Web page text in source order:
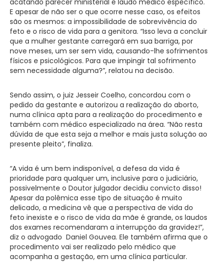
E apesar de não ser o que ocorre nesse caso, os efeitos
são os mesmos: a impossibilidade de sobrevivência do
feto e o risco de vida para a genitora. “Isso leva a concluir
que a mulher gestante carregará em sua barriga, por
nove meses, um ser sem vida, causando-lhe sofrimentos
físicos e psicológicos. Para que impingir tal sofrimento
sem necessidade alguma?”, relatou na decisão.
Sendo assim, o juiz Jesseir Coelho, concordou com o
pedido da gestante e autorizou a realização do aborto,
numa clínica apta para a realização do procedimento e
também com médico especializado na área. “Não resta
dúvida de que esta seja a melhor e mais justa solução ao
presente pleito”, finaliza.
“A vida é um bem indisponível, a defesa da vida é
prioridade para qualquer um, inclusive para o judiciário,
possivelmente o Doutor julgador decidiu convicto disso!
Apesar da polêmica esse tipo de situação é muito
delicado, a medicina vê que a perspectiva de vida do
feto inexiste e o risco de vida da mãe é grande, os laudos
dos exames recomendaram a interrupção da gravidez!”,
diz o advogado Daniel Gouvea. Ele também afirma que o
procedimento vai ser realizado pelo médico que
acompanha a gestação, em uma clínica particular.